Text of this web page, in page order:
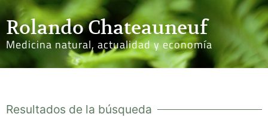
Rolando Chateauneuf
Medicina natural, actualidad y economía
Resultados de la búsqueda